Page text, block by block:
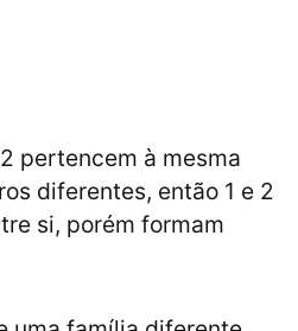
2 pertencem à mesma
diferentes, então 1 e 2
si, porém formam